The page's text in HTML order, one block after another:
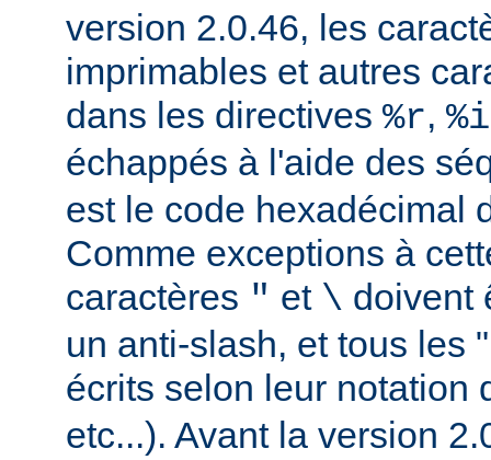
version 2.0.46, les
imprimables et autres
dans les directives %r, %i
échappés à l'aide des
est le code hexadécimal
Comme exceptions à
caractères " et \ doivent
un anti-slash, et tous les
écrits selon leur notation
etc...). Avant la version